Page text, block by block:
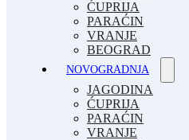
ĆUPRIJA
PARAĆIN
VRANJE
BEOGRAD
NOVOGRADNJA
JAGODINA
ĆUPRIJA
PARAĆIN
VRANJE